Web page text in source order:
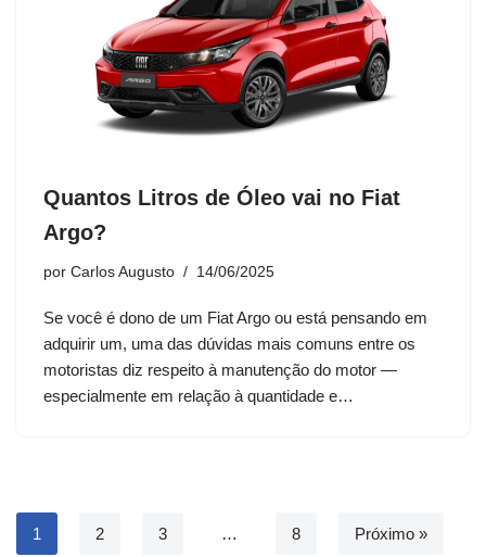
Quantos Litros de Óleo vai no Fiat
Argo?
por Carlos Augusto 14/06/2025
Se você é dono de um Fiat Argo ou está pensando em
adquirir um, uma das dúvidas mais comuns entre os
motoristas diz respeito à manutenção do motor —
especialmente em relação à quantidade e…
1 2 3 … 8 Próximo »